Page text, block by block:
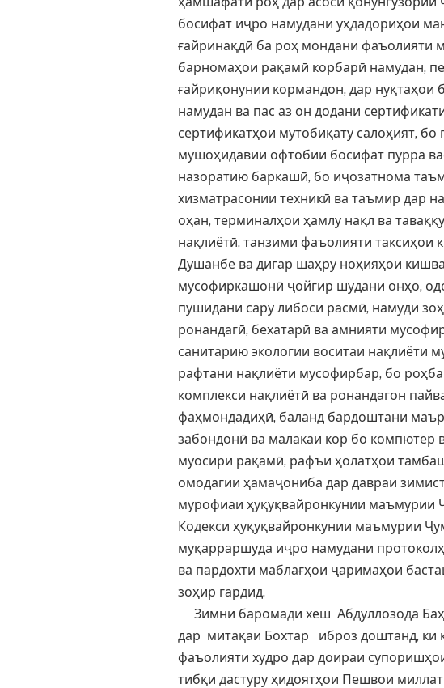
босифат иҷро намудани уҳдадориҳои
ғайринақдӣ ба роҳ мондани фаъолияти
барномаҳои рақамӣ корбарӣ намудан,
ғайриқонунии кормандон, дар нуқтаҳои
намудан ва пас аз он додани
сертификатҳои мутобиқату салоҳият,
мушоҳидавии офтобии босифат пурра
назоратию баркашӣ, бо иҷозатнома
хизматрасонии техникӣ ва таъмир дар
оҳан, терминалҳои ҳамлу нақл ва
нақлиётӣ, танзими фаъолияти таксиҳои
Душанбе ва дигар шаҳру ноҳияҳои
мусофиркашонӣ ҷойгир шудани онҳо,
пушидани сару либоси расмӣ, намуди
ронандагӣ, бехатарӣ ва амнияти
санитарию экологии воситаи нақлиёти
рафтани нақлиёти мусофирбар, бо
комплекси нақлиётӣ ва ронандагон
фаҳмондадиҳӣ, баланд бардоштани
забондонӣ ва малакаи кор бо компютер
муосири рақамӣ, рафъи ҳолатҳои
омодагии ҳамаҷониба дар давраи
мурофиаи ҳуқуқвайронкунии маъмурии
Кодекси ҳуқуқвайронкунии маъмурии
муқарраршуда иҷро намудани
ва пардохти маблағҳои ҷаримаҳои
зоҳир гардид.
Зимни баромади хеш Абдуллозода
дар митақаи Бохтар иброз доштанд, ки
фаъолияти худро дар доираи
тибқи дастуру ҳидоятҳои Пешвои